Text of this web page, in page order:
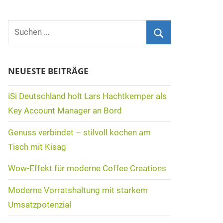
Suchen
NEUESTE BEITRÄGE
iSi Deutschland holt Lars Hachtkemper als
Key Account Manager an Bord
Genuss verbindet – stilvoll kochen am
Tisch mit Kisag
Wow-Effekt für moderne Coffee Creations
Moderne Vorratshaltung mit starkem
Umsatzpotenzial